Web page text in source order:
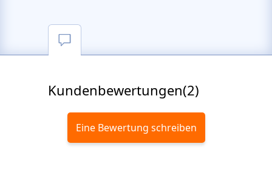
Kundenbewertungen(2)
Eine Bewertung schreiben